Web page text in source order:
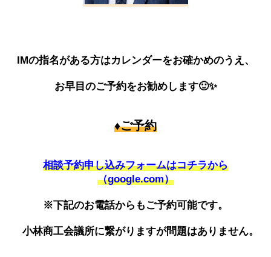
IMの指名がある方はカレンダーをお確かめのうえ、
お早目のご予約をお勧めします🙂✨
♦ご予約
相談予約申し込みフォームはコチラから
（google.com）
※下記のお電話からもご予約可能です。
小林商工会議所に繋がりますが問題はありません。